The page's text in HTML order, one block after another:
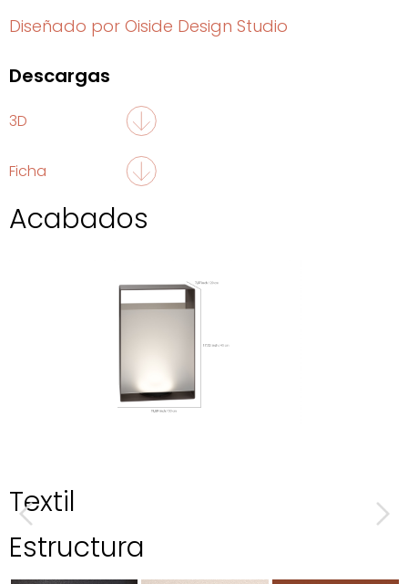
Diseñado por Oiside Design Studio
Descargas
3D
Ficha
Acabados
Textil
Estructura